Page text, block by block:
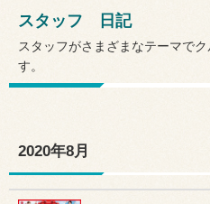
スタッフ 日記
スタッフがさまざまなテーマで
す。
2020年8月